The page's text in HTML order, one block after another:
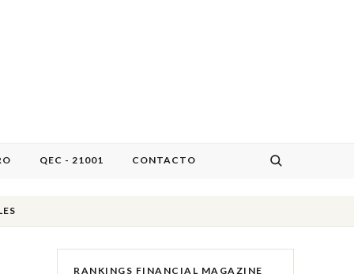
QEC - 21001 CONTACTO
RANKINGS FINANCIAL MAGAZINE